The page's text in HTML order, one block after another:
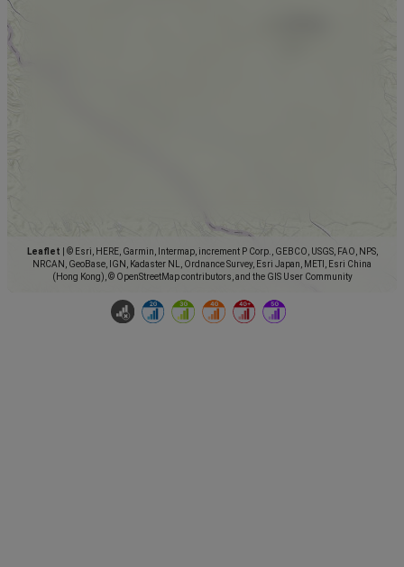
Leaflet
© Esri, HERE, Garmin, Intermap, increment P Corp., GEBCO, USGS, FAO, NPS,
NRCAN, GeoBase, IGN, Kadaster NL, Ordnance Survey, Esri Japan, METI, Esri China
(Hong Kong), © OpenStreetMap contributors, and the GIS User Community